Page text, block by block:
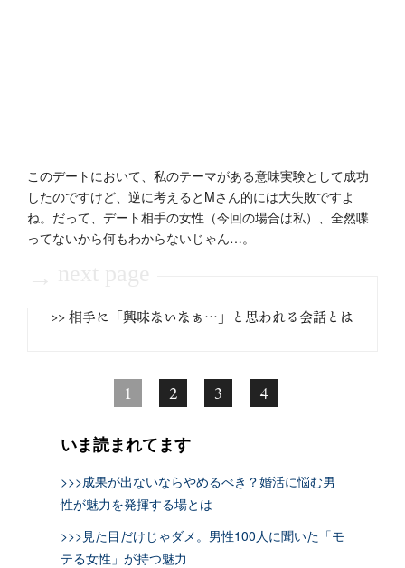
このデートにおいて、私のテーマがある意味実験として成功
したのですけど、逆に考えるとMさん的には大失敗ですよ
ね。だって、デート相手の女性（今回の場合は私）、全然喋
ってないから何もわからないじゃん…。
>> 相手に「興味ないなぁ…」と思われる会話とは
1 2 3 4
いま読まれてます
>>>成果が出ないならやめるべき？婚活に悩む男
性が魅力を発揮する場とは
>>>見た目だけじゃダメ。男性100人に聞いた「モ
テる女性」が持つ魅力